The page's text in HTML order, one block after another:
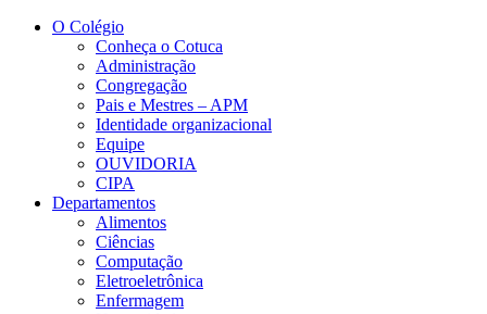
Conteúdo principal
O Colégio
Conheça o Cotuca
Administração
Congregação
Pais e Mestres – APM
Identidade organizacional
Equipe
OUVIDORIA
CIPA
Departamentos
Alimentos
Ciências
Computação
Eletroeletrônica
Enfermagem